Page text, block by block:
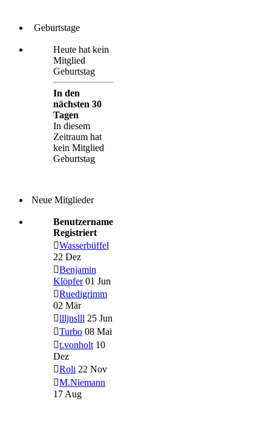
Geburtstage
Heute hat kein
Mitglied
Geburtstag
In den
nächsten 30
Tagen
In diesem
Zeitraum hat
kein Mitglied
Geburtstag
Neue Mitglieder
Benutzername
Registriert
Wasserbüffel
22 Dez
Benjamin
Klöpfer 01 Jun
Ruedigrimm
02 Mär
llljnslll 25 Jun
Turbo 08 Mai
t.vonholt 10
Dez
Roli 22 Nov
M.Niemann
17 Aug